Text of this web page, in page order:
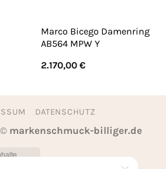
Marco Bicego Damenring
AB564 MPW Y
2.170,00 €
DATENSCHUTZ
markenschmuck-billiger.de